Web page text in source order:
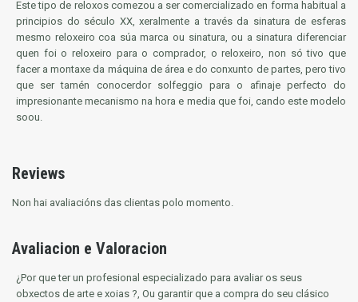
Este tipo de reloxos comezou a ser comercializado en forma habitual a
principios do século XX, xeralmente a través da sinatura de esferas
mesmo reloxeiro coa súa marca ou sinatura, ou a sinatura diferenciar
quen foi o reloxeiro para o comprador, o reloxeiro, non só tivo que
facer a montaxe da máquina de área e do conxunto de partes, pero tivo
que ser tamén conocerdor solfeggio para o afinaje perfecto do
impresionante mecanismo na hora e media que foi, cando este modelo
soou.
Reviews
Non hai avaliacións das clientas polo momento.
Avaliacion e Valoracion
¿Por que ter un profesional especializado para avaliar os seus
obxectos de arte e xoias ?, Ou garantir que a compra do seu clásico